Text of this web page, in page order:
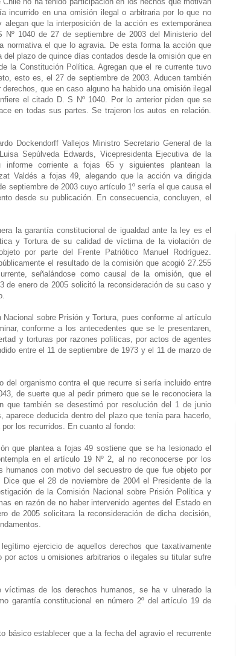
en una omisión ilegal o arbitraria por lo que no
que la interposición de la acción es extemporánea
1040 de 27 de septiembre de 2003 del Ministerio del
normativa el que lo agravia. De esta forma la acción que
plazo de quince días contados desde la omisión que en
la Constitución Política. Agregan que el re currente tuvo
esto es, el 27 de septiembre de 2003. Aducen también
que en caso alguno ha habido una omisión ilegal
el citado D. S Nº 1040. Por lo anterior piden que se
en todas sus partes. Se trajeron los autos en relación.
Dockendorff Vallejos Ministro Secretario General de la
Sepúlveda Edwards, Vicepresidenta Ejecutiva de la
corriente a fojas 65 y siguientes plantean la
Valdés a fojas 49, alegando que la acción va dirigida
septiembre de 2003 cuyo artículo 1º sería el que causa el
desde su publicación. En consecuencia, concluyen, el
la garantía constitucional de igualdad ante la ley es el
y Tortura de su calidad de víctima de la violación de
por parte del Frente Patriótico Manuel Rodríguez.
el resultado de la comisión que acogió 27.255
señalándose como causal de la omisión, que el
de enero de 2005 solicitó la reconsideración de su caso y
sobre Prisión y Tortura, pues conforme al artículo
conforme a los antecedentes que se le presentaren,
y torturas por razones políticas, por actos de agentes
entre el 11 de septiembre de 1973 y el 11 de marzo de
del organismo contra el que recurre si sería incluido entre
de suerte que al pedir primero que se le reconociera la
que también se desestimó por resolución del 1 de junio
deducida dentro del plazo que tenía para hacerlo,
los recurridos. En cuanto al fondo:
que plantea a fojas 49 sostiene que se ha lesionado el
en el artículo 19 Nº 2, al no reconocerse por los
con motivo del secuestro de que fue objeto por
que el 28 de noviembre de 2004 el Presidente de la
de la Comisión Nacional sobre Prisión Política y
en razón de no haber intervenido agentes del Estado en
de 2005 solicitara la reconsideración de dicha decisión,
ejercicio de aquellos derechos que taxativamente
actos u omisiones arbitrarios o ilegales su titular sufre
de los derechos humanos, se ha v ulnerado la
garantía constitucional en número 2º del artículo 19 de
básico establecer que a la fecha del agravio el recurrente